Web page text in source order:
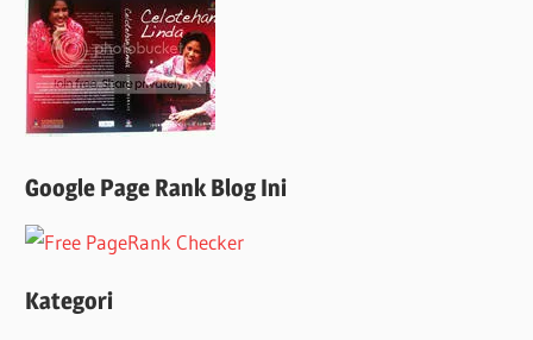
Google Page Rank Blog Ini
Kategori